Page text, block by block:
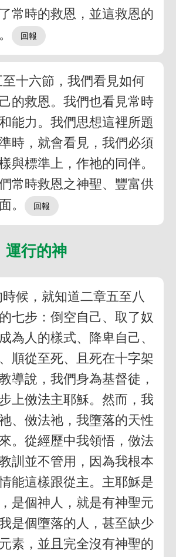
常時的救恩，並這救恩的
十六節，我們看見如何
的救恩。我們也看見常時
能力。我們思想這裡所題
時，就會看見，我們必須
與標準上，作祂的同伴。
常時救恩之神聖、豐富供
。
運行的神
候，就知道二章五至八
七步：倒空自己、取了奴
為人的樣式、降卑自己、
順從至死、且死在十字架
導說，我們身為基督徒，
上傚法主耶穌。然而，我
、傚法祂，我墮落的天性
。從經歷中我領悟，傚法
訓並不管用，因為我根本
能這樣跟從主。主耶穌是
是個神人，就是有神聖元
是個墮落的人，甚至缺少
素，並且完全沒有神聖的